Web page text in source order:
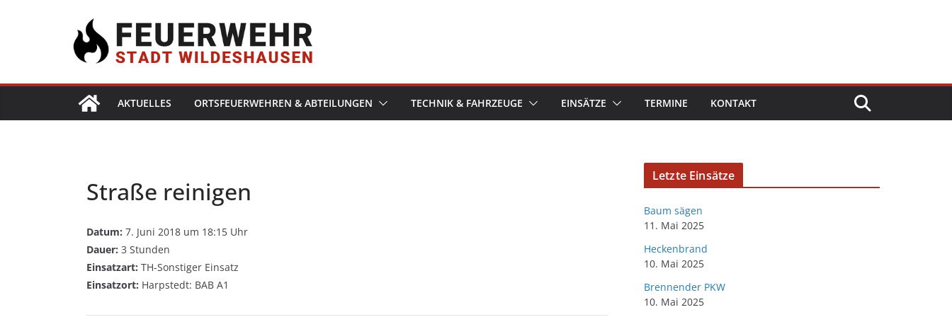
AKTUELLES ORTSFEUERWEHREN & ABTEILUNGEN TECHNIK & FAHRZEUGE EINSÄTZE TERMINE KONTAKT
Straße reinigen
Datum: 7. Juni 2018 um 18:15 Uhr
Dauer: 3 Stunden
Einsatzart: TH-Sonstiger Einsatz
Einsatzort: Harpstedt: BAB A1
Letzte Einsätze
Baum sägen
11. Mai 2025
Heckenbrand
10. Mai 2025
Brennender PKW
10. Mai 2025